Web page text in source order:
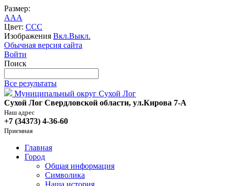
Размер:
AAA
Цвет: CCC
Изображения Вкл.Выкл.
Обычная версия сайта
Войти
Поиск
Все результаты
Муниципальный округ Сухой Лог
Сухой Лог Свердловской области, ул.Кирова 7-А
Наш адрес
+7 (34373) 4-36-60
Приемная
Главная
Город
Общая информация
Символика
Наша история